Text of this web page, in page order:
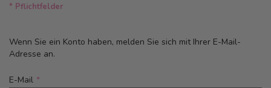
* Pflichtfelder
Wenn Sie ein Konto haben, melden Sie sich mit Ihrer E-Mail-
Adresse an.
E-Mail